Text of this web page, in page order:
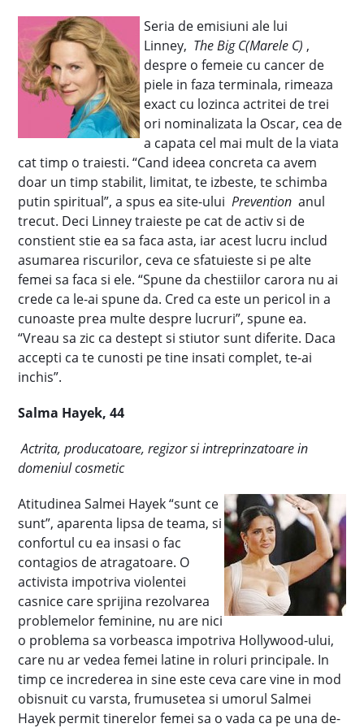
Seria de emisiuni ale lui
Linney, The Big C(Marele C) ,
despre o femeie cu cancer de
piele in faza terminala, rimeaza
exact cu lozinca actritei de trei
ori nominalizata la Oscar, cea de
a capata cel mai mult de la viata
cat timp o traiesti. “Cand ideea concreta ca avem
doar un timp stabilit, limitat, te izbeste, te schimba
putin spiritual”, a spus ea site-ului Prevention anul
trecut. Deci Linney traieste pe cat de activ si de
constient stie ea sa faca asta, iar acest lucru includ
asumarea riscurilor, ceva ce sfatuieste si pe alte
femei sa faca si ele. “Spune da chestiilor carora nu ai
crede ca le-ai spune da. Cred ca este un pericol in a
cunoaste prea multe despre lucruri”, spune ea.
“Vreau sa zic ca destept si stiutor sunt diferite. Daca
accepti ca te cunosti pe tine insati complet, te-ai
inchis”.
Salma Hayek, 44
Actrita, producatoare, regizor si intreprinzatoare in
domeniul cosmetic
Atitudinea Salmei Hayek “sunt ce
sunt”, aparenta lipsa de teama, si
confortul cu ea insasi o fac
contagios de atragatoare. O
activista impotriva violentei
casnice care sprijina rezolvarea
problemelor feminine, nu are nici
o problema sa vorbeasca impotriva Hollywood-ului,
care nu ar vedea femei latine in roluri principale. In
timp ce increderea in sine este ceva care vine in mod
obisnuit cu varsta, frumusetea si umorul Salmei
Hayek permit tinerelor femei sa o vada ca pe una de-